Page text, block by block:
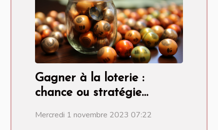
Gagner à la loterie :
chance ou stratégie
Mercredi 1 novembre 2023 07:22